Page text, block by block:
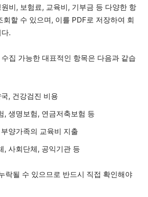
비, 보험료, 교육비, 기부금 등 다양한 항
회할 수 있으며, 이를 PDF로 저장하여 회
.
집 가능한 대표적인 항목은 다음과 같습
, 건강검진 비용
, 생명보험, 연금저축보험 등
양가족의 교육비 지출
, 사회단체, 공익기관 등
락될 수 있으므로 반드시 직접 확인해야